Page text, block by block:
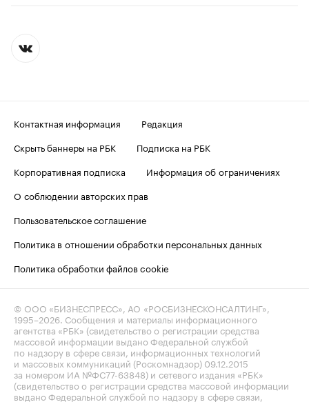
Контактная информация
Редакция
Скрыть баннеры на РБК
Подписка на РБК
Корпоративная подписка
Информация об ограничениях
О соблюдении авторских прав
Пользовательское соглашение
Политика в отношении обработки персональных данных
Политика обработки файлов cookie
© ООО «БИЗНЕСПРЕСС», АО «РОСБИЗНЕСКОНСАЛТИНГ»,
1995–2026 . Сообщения и материалы информационного
агентства «РБК» (свидетельство о регистрации средства
массовой информации выдано Федеральной службой
по надзору в сфере связи, информационных технологий
и массовых коммуникаций (Роскомнадзор) 09.12.2015
за номером ИА №ФС77-63848) и сетевого издания «РБК»
(свидетельство о регистрации средства массовой информации
выдано Федеральной службой по надзору в сфере связи,